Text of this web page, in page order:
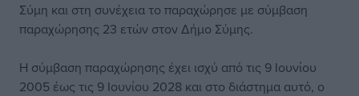
Σύμη και στη συνέχεια το παραχώρησε με σύμβαση
παραχώρησης 23 ετών στον Δήμο Σύμης.
Η σύμβαση παραχώρησης έχει ισχύ από τις 9 Ιουνίου
2005 έως τις 9 Ιουνίου 2028 και στο διάστημα αυτό, ο